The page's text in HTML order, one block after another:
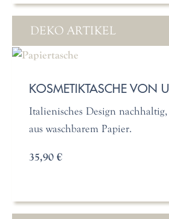
DEKO ARTIKEL
KOSMETIKTASCHE VON
Italienisches Design
aus waschbarem Papier.
35,90 €